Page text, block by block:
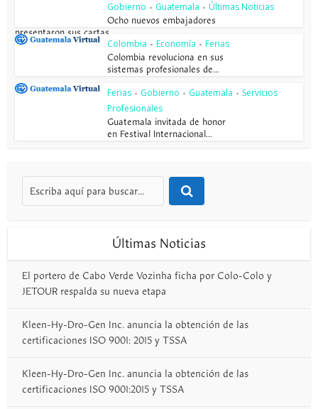
Gobierno • Guatemala • Últimas Noticias
Ocho nuevos embajadores
presentaron sus cartas...
Colombia • Economía • Ferias
Colombia revoluciona en sus
sistemas profesionales de...
Ferias • Gobierno • Guatemala • Servicios
Profesionales
Guatemala invitada de honor
en Festival Internacional...
Últimas Noticias
El portero de Cabo Verde Vozinha ficha por Colo-Colo y
JETOUR respalda su nueva etapa
Kleen-Hy-Dro-Gen Inc. anuncia la obtención de las
certificaciones ISO 9001: 2015 y TSSA
Kleen-Hy-Dro-Gen Inc. anuncia la obtención de las
certificaciones ISO 9001:2015 y TSSA